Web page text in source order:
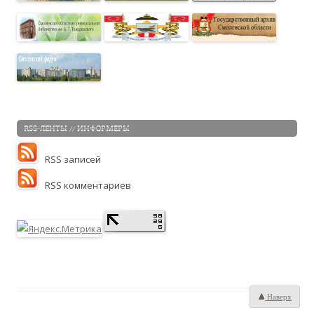
RSS-ЛЕНТЫ // ИНФОРМЕРЫ
RSS записей
RSS комментариев
Наверх